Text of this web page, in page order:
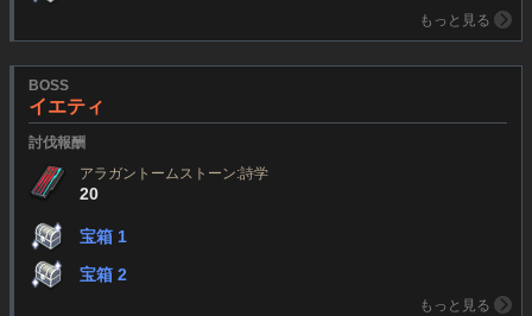
もっと見る
BOSS
イエティ
討伐報酬
アラガントームストーン:詩学
20
宝箱 1
宝箱 2
もっと見る